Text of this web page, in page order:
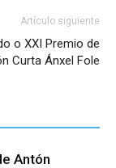
Artículo siguiente
o XXI Premio de
Curta Ánxel Fole
Antón